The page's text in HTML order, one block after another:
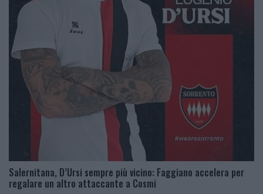
Salernitana, D’Ursi sempre più vicino: Faggiano accelera per
regalare un altro attaccante a Cosmi